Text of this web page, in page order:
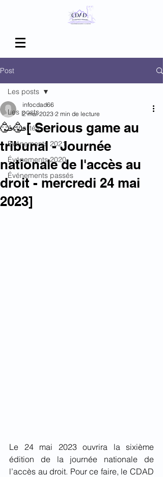
Post
Les posts
Actualités
Evénements 2021
Événements 2020
Événements passés
Les posts
🥳🥳[ Serious game au
tribunal - Journée
nationale de l'accès au
droit - mercredi 24 mai
2023]
infocdad66
2 mai 2023 2 min de lecture
Le 24 mai 2023 ouvrira la sixième
édition de la journée nationale de
l’accès au droit. Pour ce faire, le CDAD